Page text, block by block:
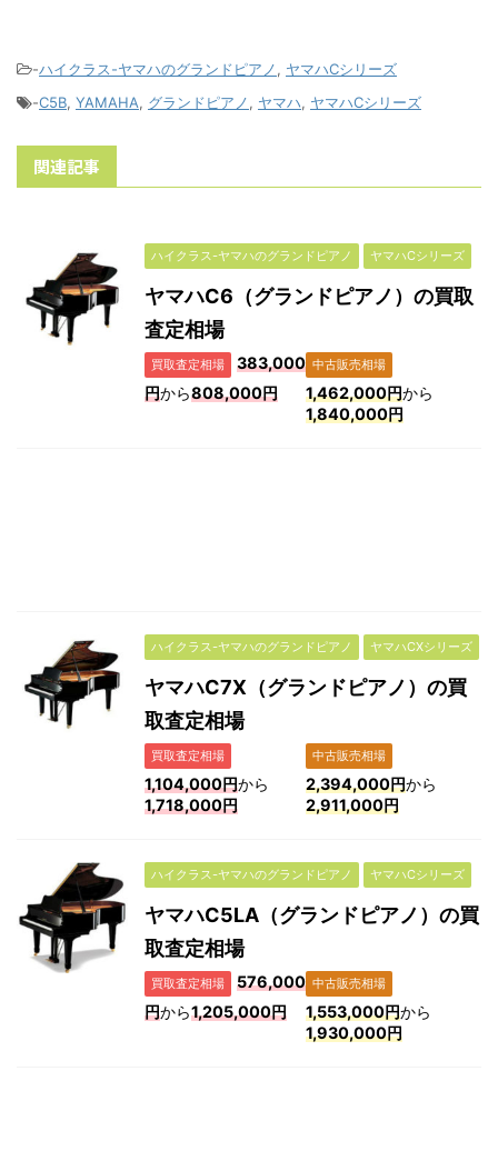
-ハイクラス-ヤマハのグランドピアノ, ヤマハCシリーズ
-C5B, YAMAHA, グランドピアノ, ヤマハ, ヤマハCシリーズ
関連記事
ハイクラス-ヤマハのグランドピアノ ヤマハCシリーズ
ヤマハC6（グランドピアノ）の買取
査定相場
買取査定相場
383,000
円から808,000円
中古販売相場
1,462,000円から
1,840,000円
ハイクラス-ヤマハのグランドピアノ ヤマハCXシリーズ
ヤマハC7X（グランドピアノ）の買
取査定相場
買取査定相場
1,104,000円から
1,718,000円
中古販売相場
2,394,000円から
2,911,000円
ハイクラス-ヤマハのグランドピアノ ヤマハCシリーズ
ヤマハC5LA（グランドピアノ）の買
取査定相場
買取査定相場
576,000
円から1,205,000円
中古販売相場
1,553,000円から
1,930,000円